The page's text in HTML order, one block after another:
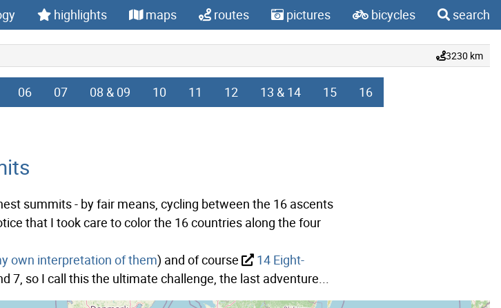
highlights maps routes pictures bicycles search
3230 km
06 07 08 & 09 10 11 12 13 & 14 15 16
summits - by fair means, cycling between the 16 ascents
that I took care to color the 16 countries along the four
own interpretation of them) and of course
14 Eight-
7, so I call this the ultimate challenge, the last adventure...